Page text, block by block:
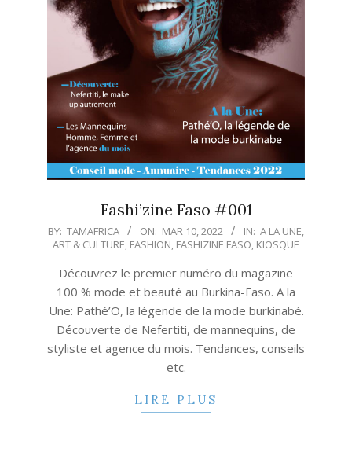
Fashi’zine Faso #001
2022-
03-
10
BY: TAMAFRICA ON: MAR 10, 2022 IN: A LA UNE,
ART & CULTURE, FASHION, FASHIZINE FASO, KIOSQUE
Découvrez le premier numéro du magazine
100 % mode et beauté au Burkina-Faso. A la
Une: Pathé’O, la légende de la mode burkinabé.
Découverte de Nefertiti, de mannequins, de
styliste et agence du mois. Tendances, conseils
etc.
LIRE PLUS